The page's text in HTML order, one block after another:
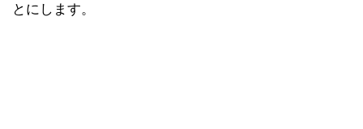
とにします。